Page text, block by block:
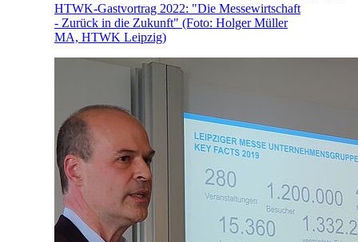
HTWK-Gastvortrag 2022: "Die Messewirtschaft
- Zurück in die Zukunft" (Foto: Holger Müller
MA, HTWK Leipzig)